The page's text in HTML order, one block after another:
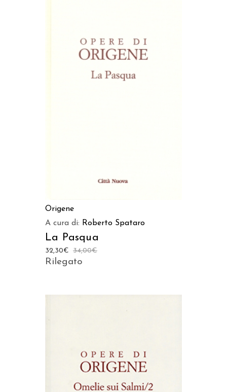
Origene
A cura di: Roberto Spataro
La Pasqua
34,00€
32,30€
Rilegato